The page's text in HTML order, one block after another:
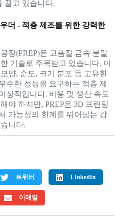
끌고 있습니다.
더 - 적층 제조를 위한 강력한
정(PREP)은 고품질 금속 분말
기술로 주목받고 있습니다. 이
양, 순도, 크기 분포 등 고유한
수한 성능을 요구하는 적층 제
상적입니다. 비용 및 생산 속도
야 하지만, PREP은 3D 프린팅
가능성의 한계를 뛰어넘는 강
니다.
트위터 LinkedIn
이메일